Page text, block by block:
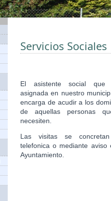
Servicios Sociales
El asistente social que
asignada en nuestro
encarga de acudir a los
de aquellas personas
necesiten.
Las visitas se
telefonica o mediante aviso
Ayuntamiento.